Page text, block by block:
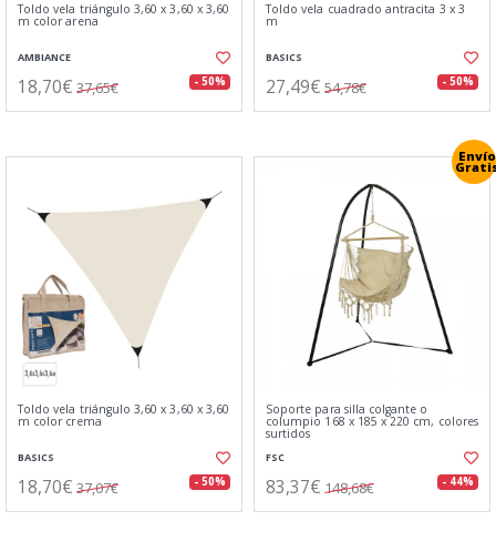
Toldo vela triángulo 3,60 x 3,60 x 3,60
m color arena
AMBIANCE
18,70€ 37,65€ - 50%
Toldo vela cuadrado antracita 3 x 3
m
BASICS
27,49€ 54,78€ - 50%
Toldo vela triángulo 3,60 x 3,60 x 3,60
m color crema
BASICS
18,70€ 37,07€ - 50%
Envío
Soporte para silla colgante o
columpio 168 x 185 x 220 cm, colores
surtidos
FSC
83,37€ 148,68€ - 44%